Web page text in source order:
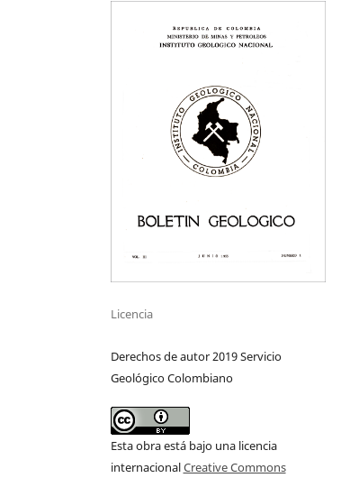
Licencia
Derechos de autor 2019 Servicio
Geológico Colombiano
Esta obra está bajo una licencia
internacionalCreative Commons